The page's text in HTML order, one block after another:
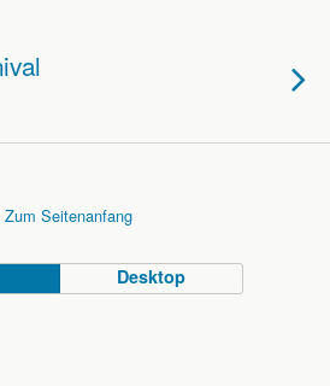
Zum Seitenanfang
Desktop